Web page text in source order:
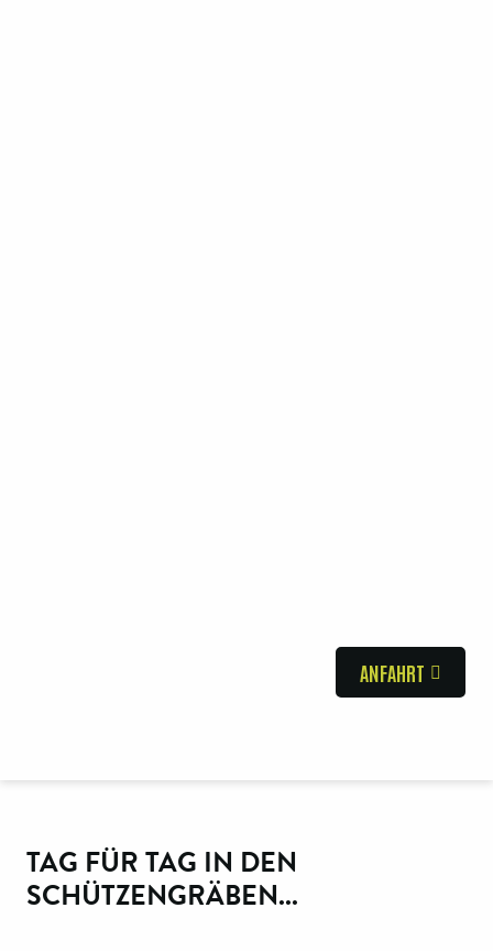
ANFAHRT
TAG FÜR TAG IN DEN
SCHÜTZENGRÄBEN...